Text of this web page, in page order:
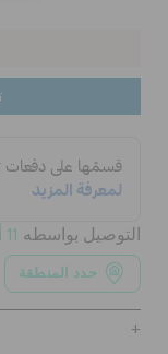
تسجيل
قائمة الامنيات
التوصيل بواسطه 11 أغسطس، الثلاثاء
حدد المنطقة